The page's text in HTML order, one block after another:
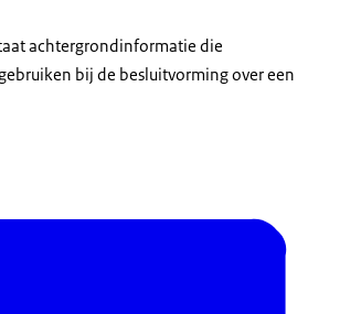
achtergrondinformatie die
bij de besluitvorming over een